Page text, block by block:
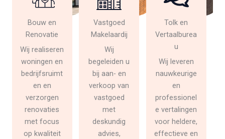
Bouw en
Renovatie
Wij realiseren
woningen en
bedrijfsruimt
en en
verzorgen
renovaties
met focus
op kwaliteit
Vastgoed
Makelaardij
Wij
begeleiden u
bij aan- en
verkoop van
vastgoed
met
deskundig
advies,
Tolk en
Vertaalburea
u
Wij leveren
nauwkeurige
en
professionel
e vertalingen
voor heldere,
effectieve en